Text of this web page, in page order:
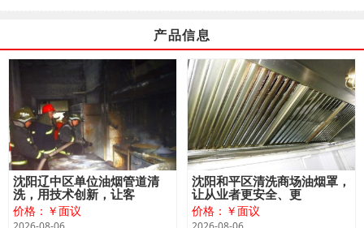
产品信息
沈阳辽中区单位油烟管道清
洗，用技术创新，让客
价格：￥面议
沈阳和平区清洗商场油烟罩，
让从业者更安全、更
价格：￥面议